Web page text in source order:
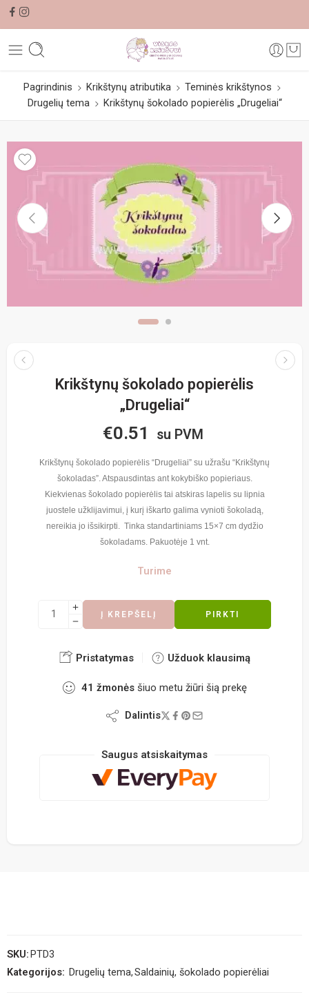
Pagrindinis Krikštynų atributika
Teminės krikštynos
Drugelių tema
Krikštynų šokolado popierėlis „Drugeliai“
Krikštynų šokolado popierėlis
„Drugeliai“
€0.51 su PVM
Krikštynų šokolado popierėlis “Drugeliai” su užrašu “Krikštynų
šokoladas”. Atspausdintas ant kokybiško popieriaus.
Kiekvienas šokolado popierėlis tai atskiras lapelis su lipnia
juostele užklijavimui, į kurį iškarto galima vynioti šokoladą,
nereikia jo išsikirpti. Tinka standartiniams 15×7 cm dydžio
šokoladams. Pakuotėje 1 vnt.
Turime
Į KREPŠELĮ PIRKTI
Pristatymas Užduok klausimą
41 žmonės šiuo metu žiūri šią prekę
Dalintis
Saugus atsiskaitymas
SKU: PTD3
Kategorijos: Drugelių tema,Saldainių, šokolado popierėliai